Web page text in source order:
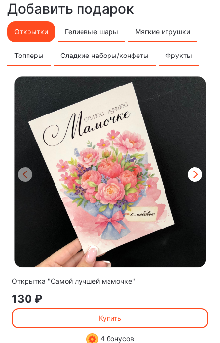
Добавить подарок
Открытки Гелиевые шары Мягкие игрушки
Топперы Сладкие наборы/конфеты Фрукты
Открытка "Самой лучшей мамочке"
130 ₽
Купить
4 бонусов